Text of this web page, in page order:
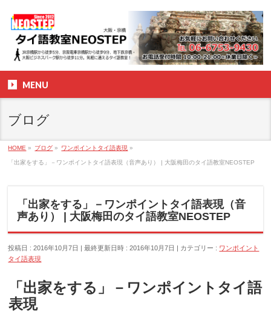
MENU
ブログ
HOME » ブログ » ワンポイントタイ語表現 »
「出家をする」－ワンポイントタイ語表現（音声あり） | 大阪梅田のタイ語教室NEOSTEP
「出家をする」－ワンポイントタイ語表現（音
声あり） | 大阪梅田のタイ語教室NEOSTEP
投稿日 : 2016年10月7日 最終更新日時 : 2016年10月7日 カテゴリー : ワンポイント
タイ語表現
「出家をする」－ワンポイントタイ語
表現